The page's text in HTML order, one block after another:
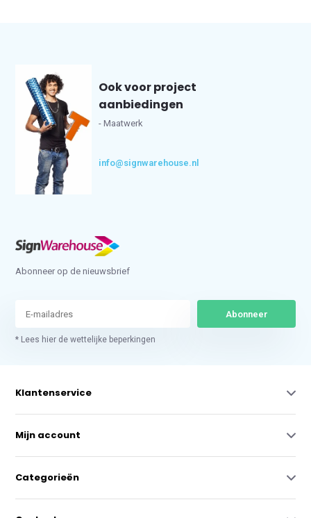
Ook voor project
aanbiedingen
- Maatwerk
info@signwarehouse.nl
Abonneer op de nieuwsbrief
Abonneer
* Lees hier de wettelijke beperkingen
Klantenservice
Mijn account
Categorieën